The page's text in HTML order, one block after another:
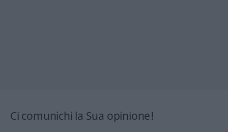
Ci comunichi la Sua opinione!